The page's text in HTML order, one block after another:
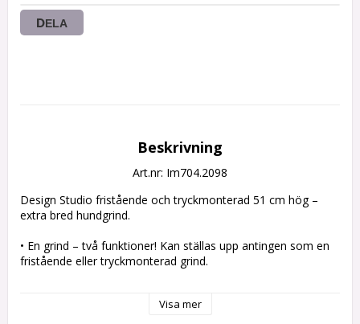
DELA
Beskrivning
Art.nr: Im704.2098
Design Studio fristående och tryckmonterad 51 cm hög –
extra bred hundgrind.
• En grind – två funktioner! Kan ställas upp antingen som en
fristående eller tryckmonterad grind.
öppningar från 97-152 cm bredd och är 51 cm hög.
Visa mer